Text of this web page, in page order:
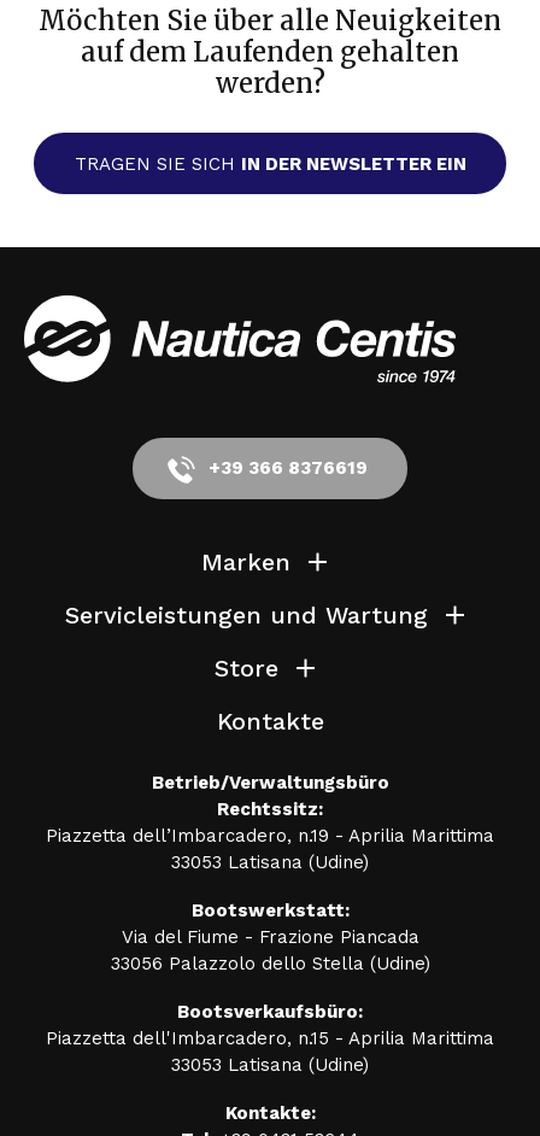
Möchten Sie über alle Neuigkeiten
auf dem Laufenden gehalten
werden?
TRAGEN SIE SICH IN DER NEWSLETTER EIN
+39 366 8376619
Marken
Servicleistungen und Wartung
Store
Kontakte
Betrieb/Verwaltungsbüro
Rechtssitz:
Piazzetta dell’Imbarcadero, n.19 - Aprilia Marittima
33053 Latisana (Udine)
Bootswerkstatt:
Via del Fiume - Frazione Piancada
33056 Palazzolo dello Stella (Udine)
Bootsverkaufsbüro:
Piazzetta dell'Imbarcadero, n.15 - Aprilia Marittima
33053 Latisana (Udine)
Kontakte: